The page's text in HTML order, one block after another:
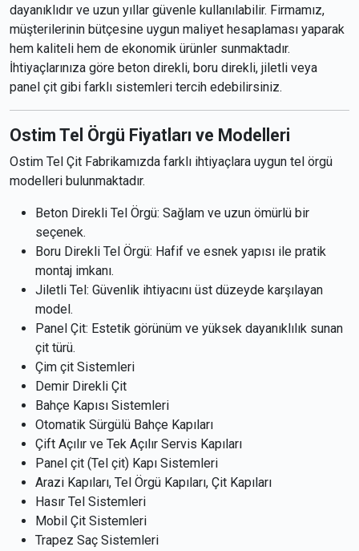
dayanıklıdır ve uzun yıllar güvenle kullanılabilir. Firmamız,
müşterilerinin bütçesine uygun maliyet hesaplaması yaparak
hem kaliteli hem de ekonomik ürünler sunmaktadır.
İhtiyaçlarınıza göre beton direkli, boru direkli, jiletli veya
panel çit gibi farklı sistemleri tercih edebilirsiniz.
Ostim Tel Örgü Fiyatları ve Modelleri
Ostim Tel Çit Fabrikamızda farklı ihtiyaçlara uygun tel örgü
modelleri bulunmaktadır.
Beton Direkli Tel Örgü: Sağlam ve uzun ömürlü bir
seçenek.
Boru Direkli Tel Örgü: Hafif ve esnek yapısı ile pratik
montaj imkanı.
Jiletli Tel: Güvenlik ihtiyacını üst düzeyde karşılayan
model.
Panel Çit: Estetik görünüm ve yüksek dayanıklılık sunan
çit türü.
Çim çit Sistemleri
Demir Direkli Çit
Bahçe Kapısı Sistemleri
Otomatik Sürgülü Bahçe Kapıları
Çift Açılır ve Tek Açılır Servis Kapıları
Panel çit (Tel çit) Kapı Sistemleri
Arazi Kapıları, Tel Örgü Kapıları, Çit Kapıları
Hasır Tel Sistemleri
Mobil Çit Sistemleri
Trapez Saç Sistemleri